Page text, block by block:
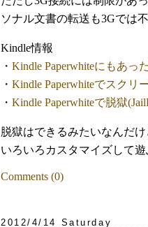
ソナル文書の転送も3Gでは
Kindle情報
・ Kindle Paperwhiteにもあっ
・ Kindle Paperwhiteでスクリ
・ Kindle Paperwhiteで脱獄
脱獄はできるみたいなんだ
いろいろカスタマイズして遊
Comments (0)
2012/4/14 Saturday